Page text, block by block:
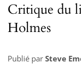
Critique du
Holmes
Publié par Steve